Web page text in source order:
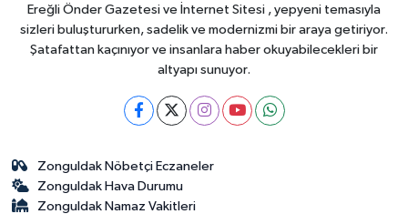
Ereğli Önder Gazetesi ve İnternet Sitesi , yepyeni temasıyla
sizleri buluştururken, sadelik ve modernizmi bir araya getiriyor.
Şatafattan kaçınıyor ve insanlara haber okuyabilecekleri bir
altyapı sunuyor.
Zonguldak Nöbetçi Eczaneler
Zonguldak Hava Durumu
Zonguldak Namaz Vakitleri